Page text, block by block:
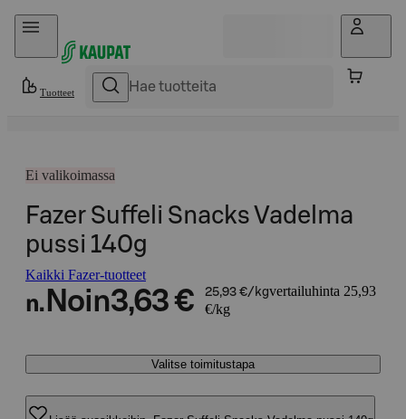
Hyppää sisältöön
Tuotteet
Ei valikoimassa
Fazer Suffeli Snacks Vadelma
pussi 140g
Kaikki Fazer-tuotteet
n. Noin3,63 € 25,93 €/kgvertailuhinta 25,93
€/kg
Valitse toimitustapa